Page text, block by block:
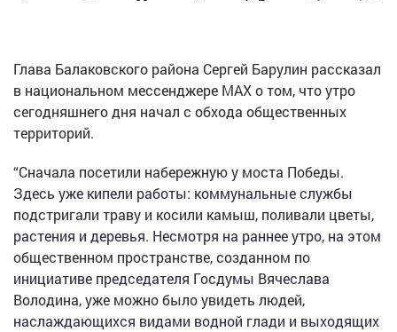
Глава Балаковского района Сергей Барулин рассказал
в национальном мессенджере МАХ о том, что утро
сегодняшнего дня начал с обхода общественных
территорий.
“Сначала посетили набережную у моста Победы.
Здесь уже кипели работы: коммунальные службы
подстригали траву и косили камыш, поливали цветы,
растения и деревья. Несмотря на раннее утро, на этом
общественном пространстве, созданном по
инициативе председателя Госдумы Вячеслава
Володина, уже можно было увидеть людей,
наслаждающихся видами водной глади и выходящих